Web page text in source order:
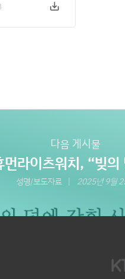
Download
save_alt
다음 게시물
라이츠워치, “빚의
민에 대한 약탈적 소
성명/보도자료 2025년 9월